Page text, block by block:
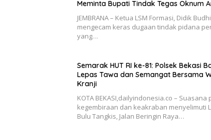
Meminta Bupati Tindak Tegas Oknum
JEMBRANA – Ketua LSM Formasi, Didik
mengecam keras dugaan tindak pidana
yang…
Semarak HUT RI ke-81: Polsek Bekasi
Lepas Tawa dan Semangat Bersama
Kranji
KOTA BEKASI,dailyindonesia.co – Suasana
kegembiraan dan keakraban menyelimuti
Bulu Tangkis, Jalan Beringin Raya…